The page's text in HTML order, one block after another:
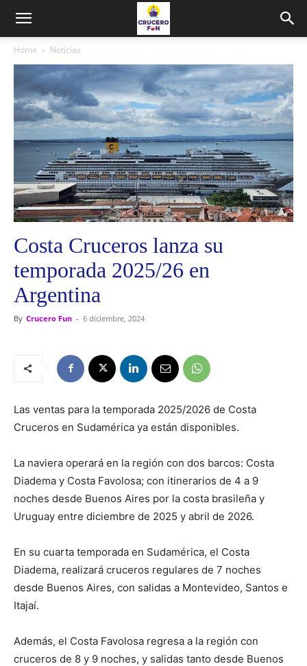
Home Noticias
Costa Cruceros lanza su
temporada 2025/26 en
Argentina
By Crucero Fun - 6 diciembre, 2024
Las ventas para la temporada 2025/2026 de Costa
Cruceros en Sudamérica ya están disponibles.
La naviera operará en la región con dos barcos: Costa
Diadema y Costa Favolosa; con itinerarios de 4 a 9
noches desde Buenos Aires por la costa brasileña y
Uruguay entre diciembre de 2025 y abril de 2026.
En su cuarta temporada en Sudamérica, el Costa
Diadema, realizará cruceros regulares de 7 noches
desde Buenos Aires, con salidas a Montevideo, Santos e
Itajaí.
Además, el Costa Favolosa regresa a la región con
cruceros de 8 y 9 noches, y salidas tanto desde Buenos